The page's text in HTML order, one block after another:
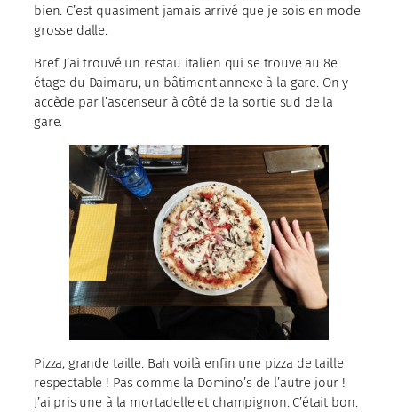
bien. C’est quasiment jamais arrivé que je sois en mode
grosse dalle.
Bref. J’ai trouvé un restau italien qui se trouve au 8e
étage du Daimaru, un bâtiment annexe à la gare. On y
accède par l’ascenseur à côté de la sortie sud de la
gare.
Pizza, grande taille. Bah voilà enfin une pizza de taille
respectable ! Pas comme la Domino’s de l’autre jour !
J’ai pris une à la mortadelle et champignon. C’était bon.